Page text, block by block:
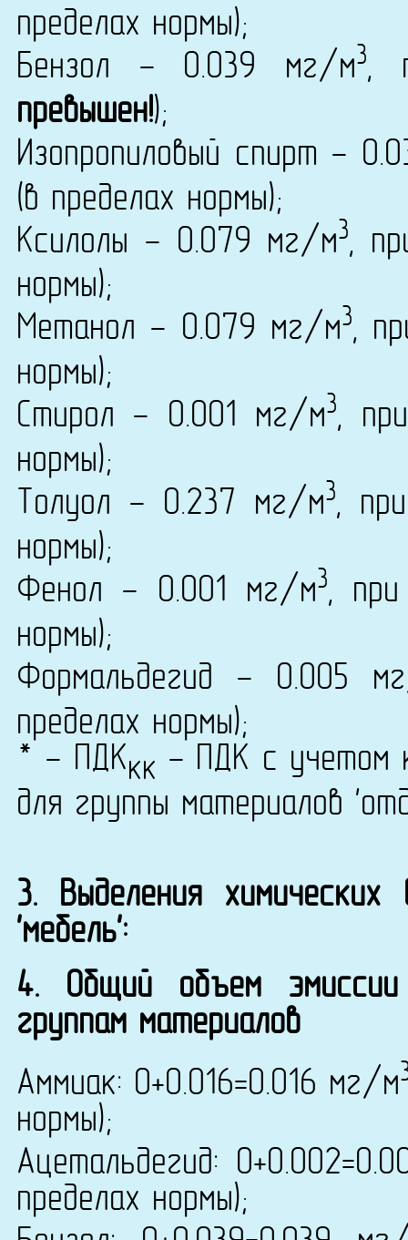
пределах нормы);
Бензол - 0.039 мг/м3,
превышен!);
Изопропиловый спирт -
(в пределах нормы);
Ксилолы - 0.079 мг/м3,
нормы);
Метанол - 0.079 мг/м3,
нормы);
Стирол - 0.001 мг/м3,
нормы);
Толуол - 0.237 мг/м3,
нормы);
Фенол - 0.001 мг/м3,
нормы);
Формальдегид - 0.005
пределах нормы);
* - ПДКкк - ПДК с учетом
для группы материалов
3. Выделения
'мебель':
4. Общий объем
группам материалов
Аммиак: 0+0.016=0.016 мг/м
нормы);
Ацетальдегид:
пределах нормы);